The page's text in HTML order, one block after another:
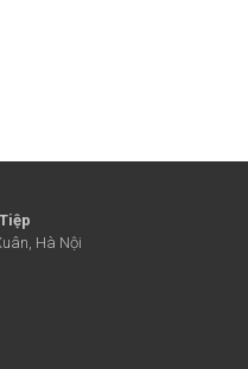
Hà Nội